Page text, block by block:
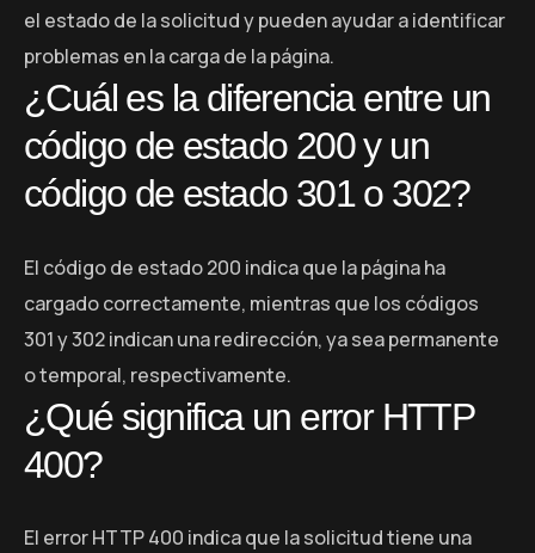
el estado de la solicitud y pueden ayudar a identificar
problemas en la carga de la página.
¿Cuál es la diferencia entre un
código de estado 200 y un
código de estado 301 o 302?
El código de estado 200 indica que la página ha
cargado correctamente, mientras que los códigos
301 y 302 indican una redirección, ya sea permanente
o temporal, respectivamente.
¿Qué significa un error HTTP
400?
El error HTTP 400 indica que la solicitud tiene una